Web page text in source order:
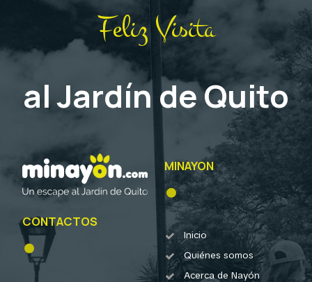
Feliz Visita
al Jardín de Quito
CONTACTOS
MINAYON
Inicio
Quiénes somos
Acerca de Nayón